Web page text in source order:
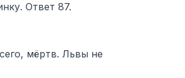
Ответ 87.
мёртв. Львы не